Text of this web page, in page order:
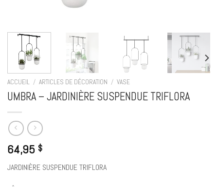
ACCUEIL / ARTICLES DE DÉCORATION / VASE
UMBRA – JARDINIÈRE SUSPENDUE TRIFLORA
64,95 $
JARDINIÈRE SUSPENDUE TRIFLORA